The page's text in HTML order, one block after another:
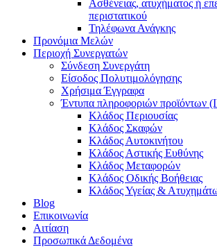
Ασθένειας, ατυχήματος ή
περιστατικού
Τηλέφωνα Ανάγκης
Προνόμια Μελών
Περιοχή Συνεργατών
Σύνδεση Συνεργάτη
Είσοδος Πολυτιμολόγησης
Χρήσιμα Έγγραφα
Έντυπα πληροφοριών προϊόντων
Κλάδος Περιουσίας
Κλάδος Σκαφών
Κλάδος Αυτοκινήτου
Κλάδος Αστικής Ευθύνης
Κλάδος Μεταφορών
Κλάδος Οδικής Βοήθειας
Κλάδος Υγείας &
Blog
Επικοινωνία
Αιτίαση
Προσωπικά Δεδομένα